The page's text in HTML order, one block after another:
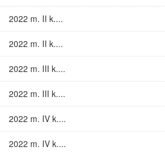
2022 m. II k....
2022 m. II k....
2022 m. III k....
2022 m. III k....
2022 m. IV k....
2022 m. IV k....